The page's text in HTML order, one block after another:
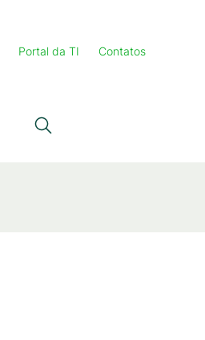
Portal da TI Contatos